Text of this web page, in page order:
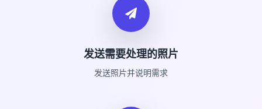
发送需要处理的照片
发送照片并说明需求